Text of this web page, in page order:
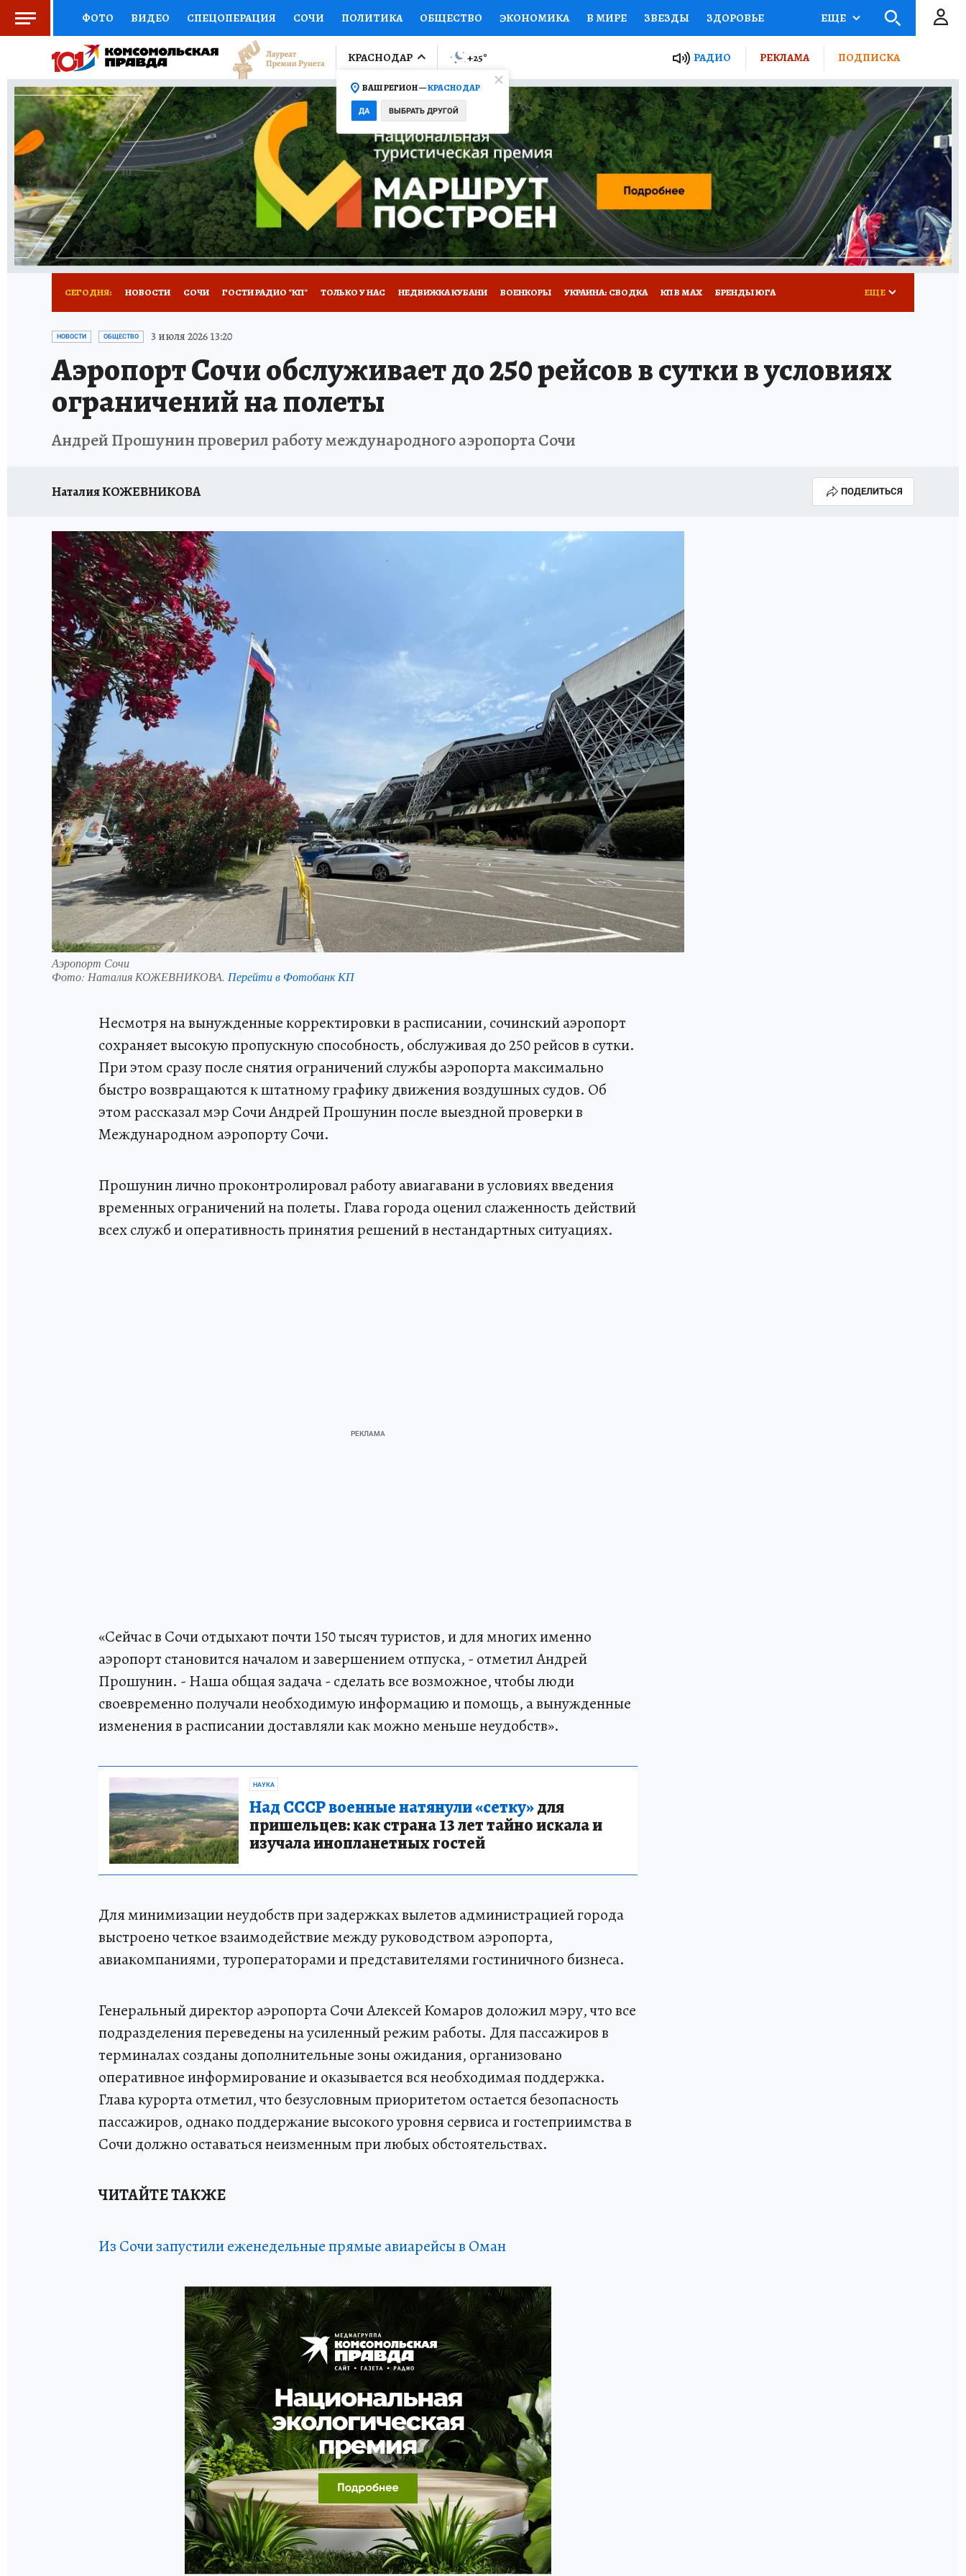
ФОТО ВИДЕО СПЕЦОПЕРАЦИЯ СОЧИ ПОЛИТИКА ОБЩЕСТВО ЭКОНОМИКА В МИРЕ ЗВЕЗДЫ ЗДОРОВЬЕ
СОЦПОДДЕРЖКА НАУКА СПОРТ КОЛУМНИСТЫ ПРОИСШЕСТВИЯ НАЦИОНАЛЬНЫЕ ПРОЕКТЫ РОССИИ
ВЫБОР ЭКСПЕРТОВ ДОКТОР ФИНАНСЫ ОТКРЫВАЕМ МИР Я ЗНАЮ СЕМЬЯ ЖЕНСКИЕ СЕКРЕТЫ ПУТЕВОДИТЕЛЬ
КНИЖНАЯ ПОЛКА ПРОГНОЗЫ НА СПОРТ ПРОМОКОДЫ СЕРИАЛЫ СПЕЦПРОЕКТЫ ДЕФИЦИТ ЖЕЛЕЗА ТУРИЗМ
ПРЕСС-ЦЕНТР НЕДВИЖИМОСТЬ ТЕЛЕВИЗОР КОЛЛЕКЦИИ КОНКУРСЫ РАБОТА У НАС ГИД ПОТРЕБИТЕЛЯ РЕКЛАМА
ВСЕ О КП РАДИО КП ТЕСТЫ НОВОЕ НА САЙТЕ
ЕЩЕ
КРАСНОДАР
ВАШ РЕГИОН —КРАСНОДАР
ДА ВЫБРАТЬ ДРУГОЙ
+25° РАДИО РЕКЛАМА ПОДПИСКА
СЕГОДНЯ: НОВОСТИ СОЧИ ГОСТИ РАДИО "КП" ТОЛЬКО У НАС НЕДВИЖКА КУБАНИ ВОЕНКОРЫ УКРАИНА: СВОДКА КП В МАХ БРЕНДЫ ЮГА
ОТДЫХ В РОССИИ ЗДОРОВЬЕ КУБАНИ
ЕЩЕ
НОВОСТИ ОБЩЕСТВО 3 июля 2026 13:20
Аэропорт Сочи обслуживает до 250 рейсов в сутки в условиях
ограничений на полеты
Андрей Прошунин проверил работу международного аэропорта Сочи
Наталия КОЖЕВНИКОВА ПОДЕЛИТЬСЯ
Аэропорт Сочи
Фото: Наталия КОЖЕВНИКОВА. Перейти в Фотобанк КП
Несмотря на вынужденные корректировки в расписании, сочинский аэропорт
сохраняет высокую пропускную способность, обслуживая до 250 рейсов в сутки.
При этом сразу после снятия ограничений службы аэропорта максимально
быстро возвращаются к штатному графику движения воздушных судов. Об
этом рассказал мэр Сочи Андрей Прошунин после выездной проверки в
Международном аэропорту Сочи.
Прошунин лично проконтролировал работу авиагавани в условиях введения
временных ограничений на полеты. Глава города оценил слаженность действий
всех служб и оперативность принятия решений в нестандартных ситуациях.
«Сейчас в Сочи отдыхают почти 150 тысяч туристов, и для многих именно
аэропорт становится началом и завершением отпуска, - отметил Андрей
Прошунин. - Наша общая задача - сделать все возможное, чтобы люди
своевременно получали необходимую информацию и помощь, а вынужденные
изменения в расписании доставляли как можно меньше неудобств».
НАУКА
Над СССР военные натянули «сетку»для
пришельцев: как страна 13 лет тайно искала и
изучала инопланетных гостей
Для минимизации неудобств при задержках вылетов администрацией города
выстроено четкое взаимодействие между руководством аэропорта,
авиакомпаниями, туроператорами и представителями гостиничного бизнеса.
Генеральный директор аэропорта Сочи Алексей Комаров доложил мэру, что все
подразделения переведены на усиленный режим работы. Для пассажиров в
терминалах созданы дополнительные зоны ожидания, организовано
оперативное информирование и оказывается вся необходимая поддержка.
Глава курорта отметил, что безусловным приоритетом остается безопасность
пассажиров, однако поддержание высокого уровня сервиса и гостеприимства в
Сочи должно оставаться неизменным при любых обстоятельствах.
ЧИТАЙТЕ ТАКЖЕ
Из Сочи запустили еженедельные прямые авиарейсы в Оман